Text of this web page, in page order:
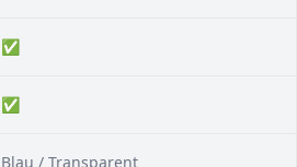
✅
✅
Blau / Transparent